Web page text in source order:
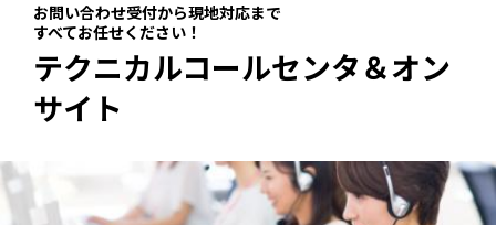
お問い合わせ受付から現地対応まで
すべてお任せください！
テクニカルコールセンタ＆オン
サイト